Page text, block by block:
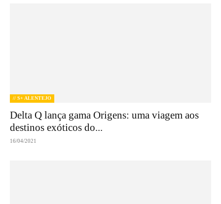
// S+ ALENTEJO
Delta Q lança gama Origens: uma viagem aos
destinos exóticos do...
16/04/2021